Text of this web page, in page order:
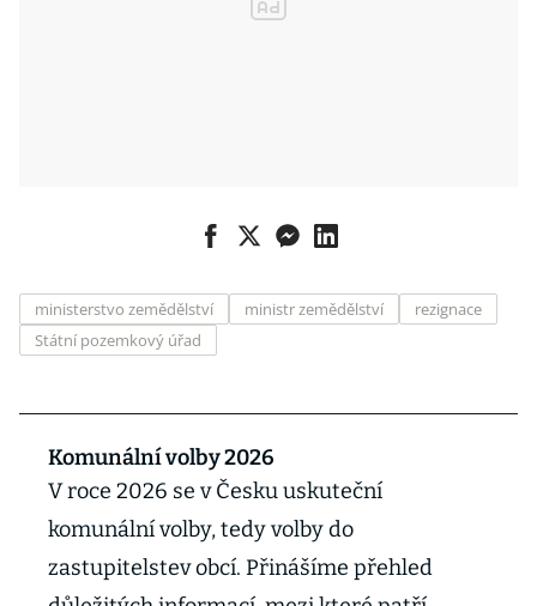
ministerstvo zemědělství ministr zemědělství
rezignace
Státní pozemkový úřad
Komunální volby 2026
V roce 2026 se v Česku uskuteční
komunální volby, tedy volby do
zastupitelstev obcí. Přinášíme přehled